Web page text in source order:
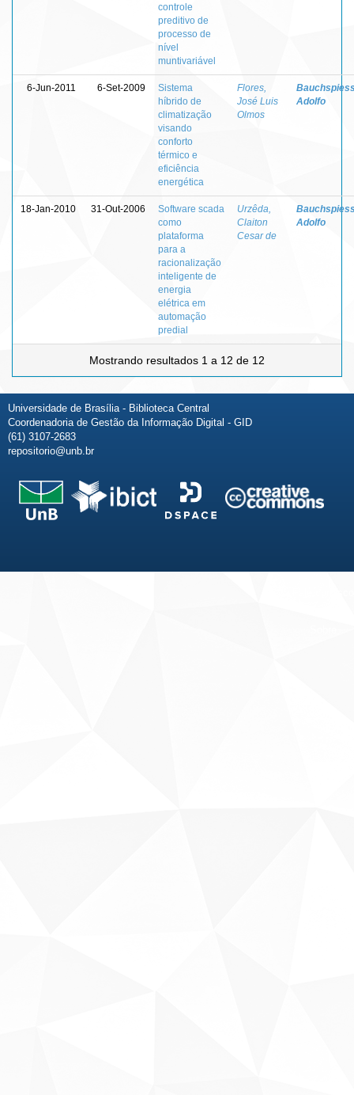
controle
preditivo de
processo de
nível
muntivariável
6-Jun-2011 6-Set-2009
Sistema
híbrido de
climatização
visando
conforto
térmico e
eficiência
energética
Flores,
José Luis
Olmos
Adolfo
18-Jan-2010 31-Out-2006
Software scada
como
plataforma
para a
racionalização
inteligente de
energia
elétrica em
automação
predial
Urzêda,
Claiton
Cesar de
Adolfo
Mostrando resultados 1 a 12 de 12
Universidade de Brasília - Biblioteca Central
Coordenadoria de Gestão da Informação Digital - GID
(61) 3107-2683
repositorio@unb.br